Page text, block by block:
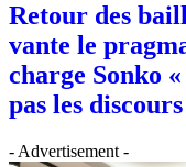
Retour des
vante le
charge Sonko
pas les
- Advertisement -